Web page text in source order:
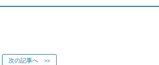
次の記事へ >>